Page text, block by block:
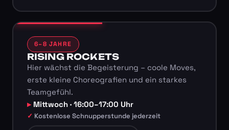
6–8 JAHRE
RISING ROCKETS
Hier wächst die Begeisterung – coole Moves,
erste kleine Choreografien und ein starkes
Teamgefühl.
Mittwoch · 16:00–17:00 Uhr
Kostenlose Schnupperstunde jederzeit